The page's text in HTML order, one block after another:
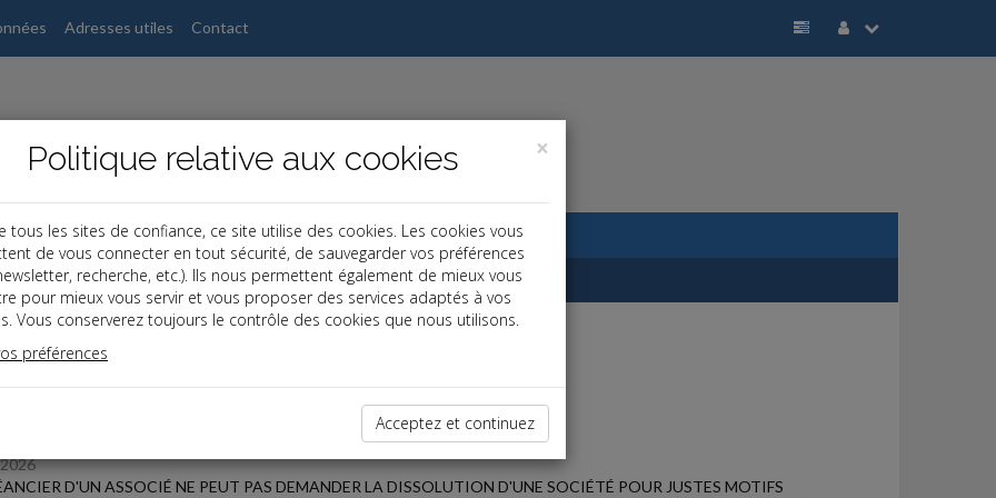
Adresses utiles Contact
dernières dépêches
D'UN ASSOCIÉ NE PEUT PAS DEMANDER LA DISSOLUTION D'UNE SOCIÉTÉ POUR JUSTES MOTIFS
×
Politique relative aux cookies
tous les sites de confiance, ce site utilise des cookies. Les cookies vous
de vous connecter en tout sécurité, de sauvegarder vos préférences
recherche, etc.). Ils nous permettent également de mieux vous
pour mieux vous servir et vous proposer des services adaptés à vos
Vous conserverez toujours le contrôle des cookies que nous utilisons.
préférences
Acceptez et continuez